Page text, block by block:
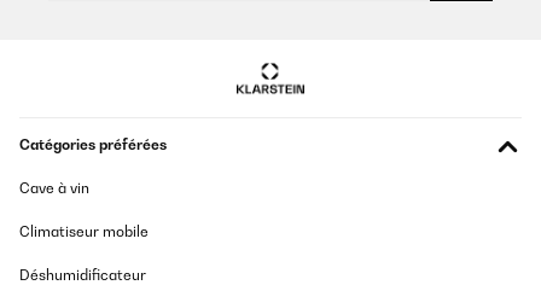
Freund in seiner neuen Wohnung ausgesucht da es zum einen
sehr klassisch und doch auffallend wirkt. Besonders cool ist, das
es entweder freistehend mit den mitgelieferten Beinen genutzt
alleine aufgestellt werden kann. Der Sound hat allen Gästen
gefallen und auch die zusätzliche Nutzung mittels einer CD oder
vorhanden und schnell verbunden. Das Holz ist verarbeitet und
Catégories préférées
Cave à vin
Climatiseur mobile
Déshumidificateur